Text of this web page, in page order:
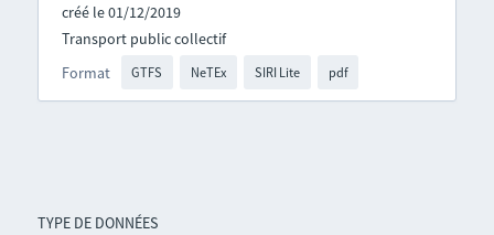
TYPE DE DONNÉES
créé le 01/12/2019
Format GTFS NeTEx SIRI Lite pdf
Transport public collectif